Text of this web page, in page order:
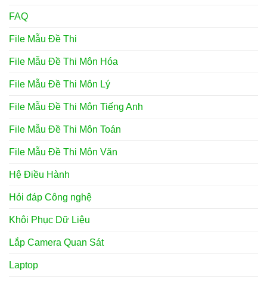
FAQ
File Mẫu Đề Thi
File Mẫu Đề Thi Môn Hóa
File Mẫu Đề Thi Môn Lý
File Mẫu Đề Thi Môn Tiếng Anh
File Mẫu Đề Thi Môn Toán
File Mẫu Đề Thi Môn Văn
Hệ Điều Hành
Hỏi đáp Công nghệ
Khôi Phục Dữ Liệu
Lắp Camera Quan Sát
Laptop